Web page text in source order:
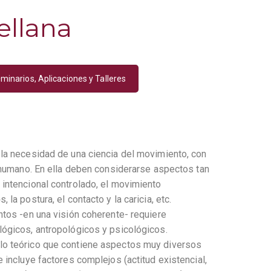
Aplicaciones y Talleres
necesidad de una ciencia del movimiento, con
En ella deben considerarse aspectos tan
controlado, el movimiento
la postura, el contacto y la caricia, etc.
-en una visión coherente- requiere
antropológicos y psicológicos.
teórico que contiene aspectos muy diversos
incluye factores complejos (actitud existencial,